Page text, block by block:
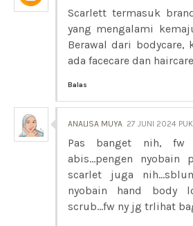
Scarlett termasuk
yang mengalami
Berawal dari bodycare,
ada facecare dan
Balas
ANALISA MUYA 27 JUNI 2024
Pas banget nih, fw
abis...pengen nyobain
scarlet juga
nyobain hand body
scrub...fw ny jg trlihat